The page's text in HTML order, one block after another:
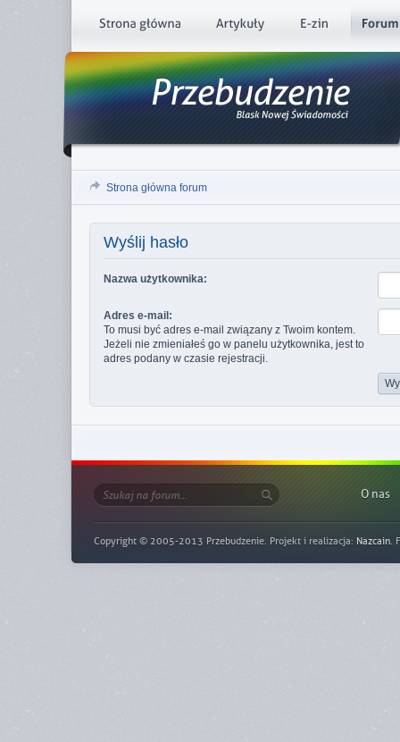
Strona główna forum
Wyślij hasło
Nazwa użytkownika:
Adres e-mail:
To musi być adres e-mail związany z Twoim kontem.
Jeżeli nie zmieniałeś go w panelu użytkownika, jest to
adres podany w czasie rejestracji.
O nas
Copyright © 2005-2013 Przebudzenie. Projekt i realizacja: Nazcain.